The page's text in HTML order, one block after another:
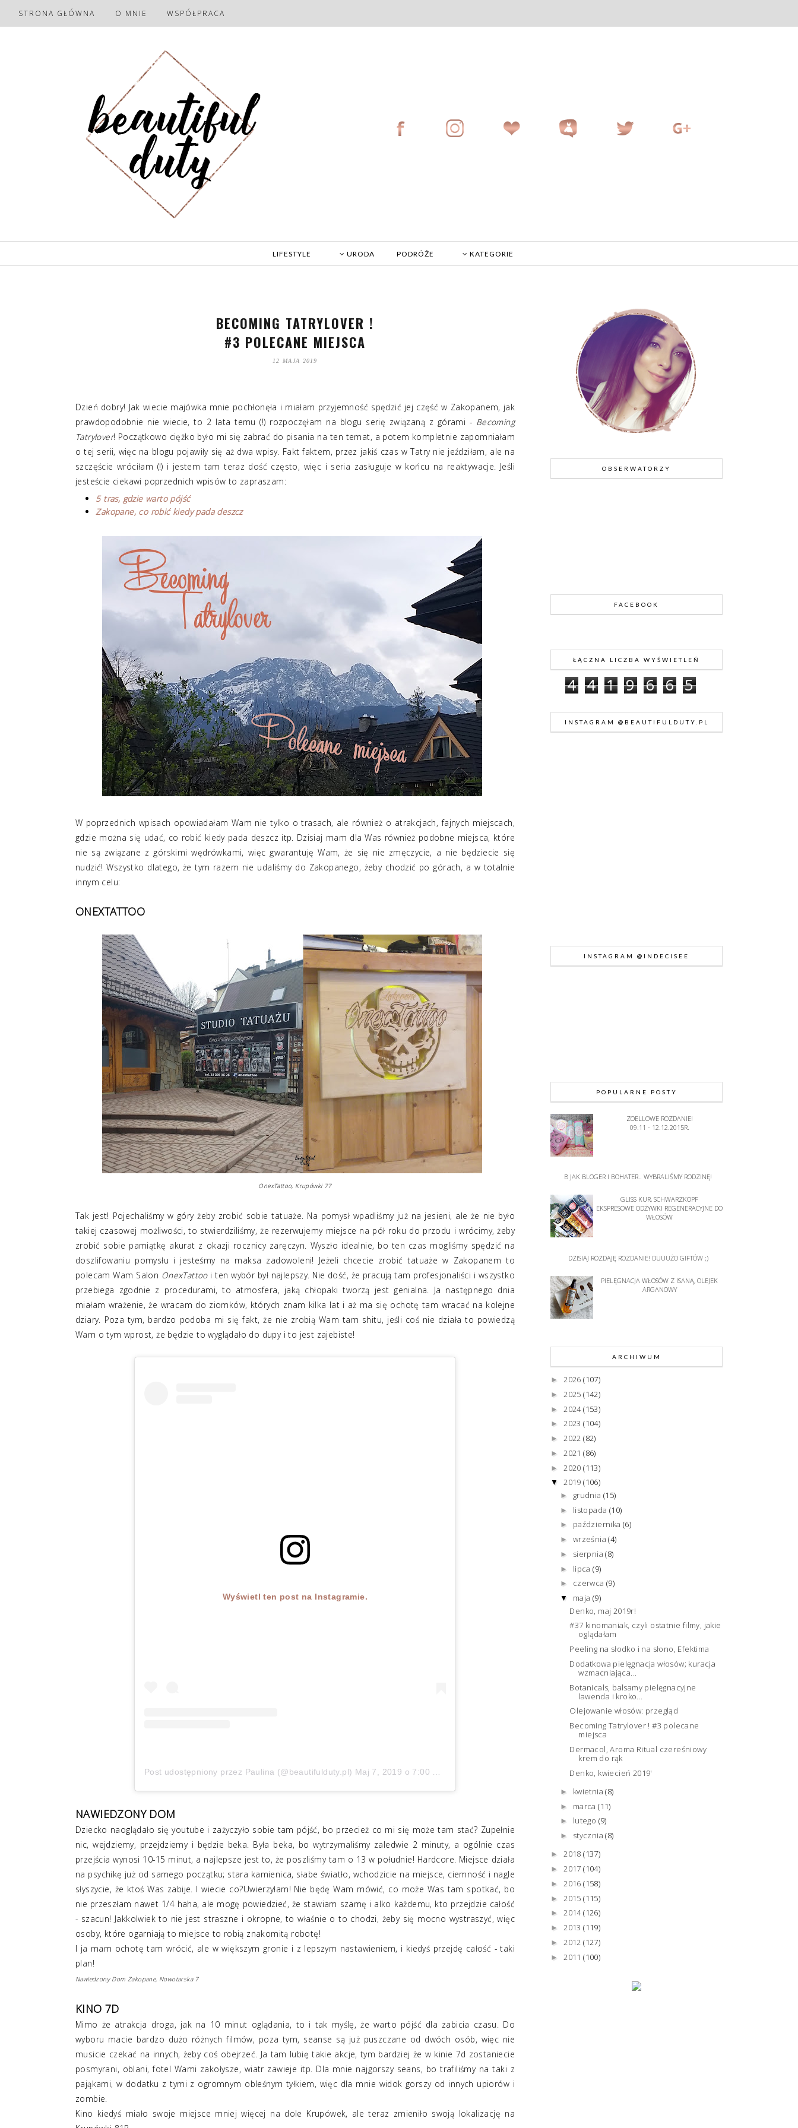
STRONA GŁÓWNA O MNIE WSPÓŁPRACA
LIFESTYLE URODA PODRÓŻE KATEGORIE
BECOMING TATRYLOVER !
#3 POLECANE MIEJSCA
12 MAJA 2019
Dzień dobry! Jak wiecie majówka mnie pochłonęła i miałam przyjemność spędzić jej część w Zakopanem, jak
prawdopodobnie nie wiecie, to 2 lata temu (!) rozpoczęłam na blogu serię związaną z górami - Becoming
Tatrylover! Początkowo ciężko było mi się zabrać do pisania na ten temat, a potem kompletnie zapomniałam
o tej serii, więc na blogu pojawiły się aż dwa wpisy. Fakt faktem, przez jakiś czas w Tatry nie jeździłam, ale na
szczęście wróciłam (!) i jestem tam teraz dość często, więc i seria zasługuje w końcu na reaktywacje. Jeśli
jesteście ciekawi poprzednich wpisów to zapraszam:
5 tras, gdzie warto pójść
Zakopane, co robić kiedy pada deszcz
W poprzednich wpisach opowiadałam Wam nie tylko o trasach, ale również o atrakcjach, fajnych miejscach,
gdzie można się udać, co robić kiedy pada deszcz itp. Dzisiaj mam dla Was również podobne miejsca, które
nie są związane z górskimi wędrówkami, więc gwarantuję Wam, że się nie zmęczycie, a nie będziecie się
nudzić! Wszystko dlatego, że tym razem nie udaliśmy do Zakopanego, żeby chodzić po górach, a w totalnie
innym celu:
ONEXTATTOO
OnexTattoo, Krupówki 77
Tak jest! Pojechaliśmy w góry żeby zrobić sobie tatuaże. Na pomysł wpadliśmy już na jesieni, ale że nie było
takiej czasowej możliwości, to stwierdziliśmy, że rezerwujemy miejsce na pół roku do przodu i wrócimy, żeby
zrobić sobie pamiątkę akurat z okazji rocznicy zaręczyn. Wyszło idealnie, bo ten czas mogliśmy spędzić na
doszlifowaniu pomysłu i jesteśmy na maksa zadowoleni! Jeżeli chcecie zrobić tatuaże w Zakopanem to
polecam Wam Salon OnexTattooi ten wybór był najlepszy. Nie dość, że pracują tam profesjonaliści i wszystko
przebiega zgodnie z procedurami, to atmosfera, jaką chłopaki tworzą jest genialna. Ja następnego dnia
miałam wrażenie, że wracam do ziomków, których znam kilka lat i aż ma się ochotę tam wracać na kolejne
dziary. Poza tym, bardzo podoba mi się fakt, że nie zrobią Wam tam shitu, jeśli coś nie działa to powiedzą
Wam o tym wprost, że będzie to wyglądało do dupy i to jest zajebiste!
Wyświetl ten post na Instagramie.
Post udostępniony przez Paulina (@beautifulduty.pl) Maj 7, 2019 o 7:00 PDT
NAWIEDZONY DOM
Dziecko naoglądało się youtube i zażyczyło sobie tam pójść, bo przecież co mi się może tam stać? Zupełnie
nic, wejdziemy, przejdziemy i będzie beka. Była beka, bo wytrzymaliśmy zaledwie 2 minuty, a ogólnie czas
przejścia wynosi 10-15 minut, a najlepsze jest to, że poszliśmy tam o 13 w południe! Hardcore. Miejsce działa
na psychikę już od samego początku; stara kamienica, słabe światło, wchodzicie na miejsce, ciemność i nagle
słyszycie, że ktoś Was zabije. I wiecie co?Uwierzyłam! Nie będę Wam mówić, co może Was tam spotkać, bo
nie przeszłam nawet 1/4 haha, ale mogę powiedzieć, że stawiam szamę i alko każdemu, kto przejdzie całość
- szacun! Jakkolwiek to nie jest straszne i okropne, to właśnie o to chodzi, żeby się mocno wystraszyć, więc
osoby, które ogarniają to miejsce to robią znakomitą robotę!
I ja mam ochotę tam wrócić, ale w większym gronie i z lepszym nastawieniem, i kiedyś przejdę całość - taki
plan!
Nawiedzony Dom Zakopane, Nowotarska 7
KINO 7D
Mimo że atrakcja droga, jak na 10 minut oglądania, to i tak myślę, że warto pójść dla zabicia czasu. Do
wyboru macie bardzo dużo różnych filmów, poza tym, seanse są już puszczane od dwóch osób, więc nie
musicie czekać na innych, żeby coś obejrzeć. Ja tam lubię takie akcje, tym bardziej że w kinie 7d zostaniecie
posmyrani, oblani, fotel Wami zakołysze, wiatr zawieje itp. Dla mnie najgorszy seans, bo trafiliśmy na taki z
pająkami, w dodatku z tymi z ogromnym obleśnym tyłkiem, więc dla mnie widok gorszy od innych upiorów i
zombie.
Kino kiedyś miało swoje miejsce mniej więcej na dole Krupówek, ale teraz zmieniło swoją lokalizację na
OBSERWATORZY
FACEBOOK
ŁĄCZNA LICZBA WYŚWIETLEŃ
4 4 1 9 6 6 5
INSTAGRAM @BEAUTIFULDUTY.PL
INSTAGRAM @INDECISEE
POPULARNE POSTY
ZOELLOWE ROZDANIE!
09.11 - 12.12.2015R.
B JAK BLOGER I BOHATER.. WYBRALIŚMY RODZINĘ!
GLISS KUR, SCHWARZKOPF
EKSPRESOWE ODŻYWKI REGENERACYJNE DO
WŁOSÓW
DZISIAJ ROZDAJĘ ROZDANIE! DUUUŻO GIFTÓW ;)
PIELĘGNACJA WŁOSÓW Z ISANĄ, OLEJEK
ARGANOWY
ARCHIWUM
►2026(107)
► 2025(142)
► 2024(153)
►2023(104)
►2022(82)
► 2021(86)
► 2020(113)
▼2019(106)
► grudnia (15)
► listopada (10)
► października (6)
► września(4)
► sierpnia(8)
► lipca(9)
► czerwca (9)
▼ maja (9)
Denko, maj 2019r!
#37 kinomaniak, czyli ostatnie filmy, jakie
oglądałam
Peeling na słodko i na słono, Efektima
Dodatkowa pielęgnacja włosów; kuracja
wzmacniająca...
Botanicals, balsamy pielęgnacyjne
lawenda i kroko...
Olejowanie włosów: przegląd
Becoming Tatrylover ! #3 polecane
miejsca
Dermacol, Aroma Ritual czereśniowy
krem do rąk
Denko, kwiecień 2019'
► kwietnia(8)
► marca(11)
► lutego (9)
► stycznia(8)
►2018(137)
►2017(104)
► 2016(158)
► 2015(115)
►2014(126)
►2013(119)
► 2012(127)
► 2011(100)